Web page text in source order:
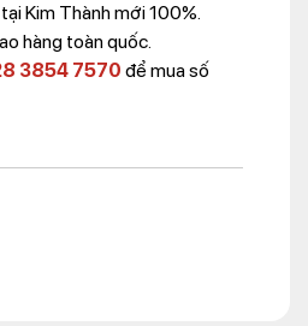
Kim Thành mới 100%.
hàng toàn quốc.
3854 7570 để mua số